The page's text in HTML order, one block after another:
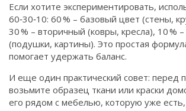
Если хотите экспериментировать,
60‑30‑10: 60 % – базовый цвет (стены,
30 % – вторичный (ковры, кресла), 10 %
(подушки, картины). Это простая
помогает удержать баланс.
И еще один практический совет: перед
возьмите образец ткани или краски
его рядом с мебелью, которую уже